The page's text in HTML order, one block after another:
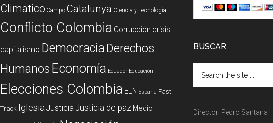
Climatico Campo Catalunya Ciencia y Tecnología
Conflicto Colombia Corrupción crisis
capitalismo DemocraciaDerechos
Humanos Economía Ecuador Educación
Elecciones Colombia ELN España Fast
Track Iglesia Justicia Justicia de paz Medio
BUSCAR
Director: Pedro Santana